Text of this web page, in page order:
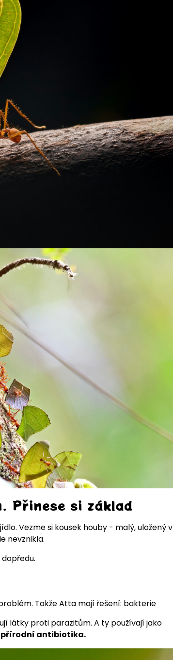
Přinese si základ
Vezme si kousek houby - malý, uložený v
nevznikla.
Takže Atta mají řešení: bakterie
látky proti parazitům. A ty používají jako
přírodní antibiotika.